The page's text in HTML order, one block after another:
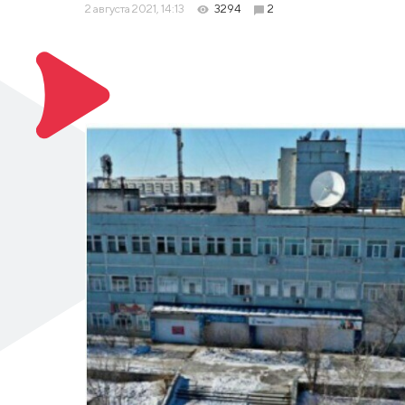
2 августа 2021, 14:13 3294 2